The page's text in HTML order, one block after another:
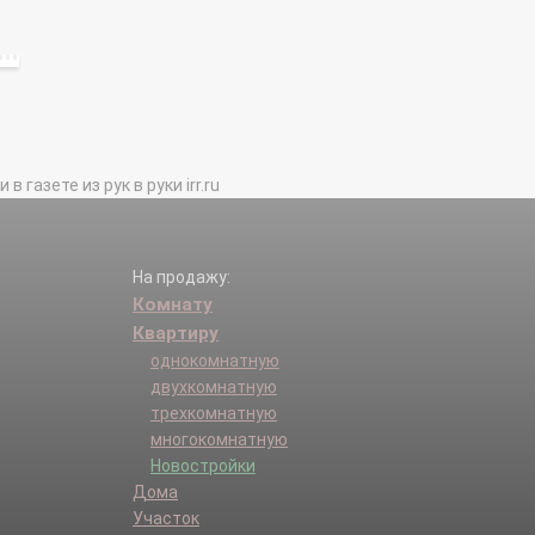
газете из рук в руки irr.ru
На продажу:
Комнату
Квартиру
однокомнатную
двухкомнатную
трехкомнатную
многокомнатную
Новостройки
Дома
Участок